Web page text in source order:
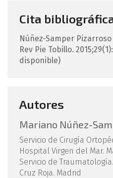
Cita
Núñez-Samper Pizarroso
Rev Pie Tobillo.
disponible)
Autores
Mariano Núñez-
Servicio de Cirugía
Hospital Virgen del Mar.
Servicio de
Cruz Roja. Madrid